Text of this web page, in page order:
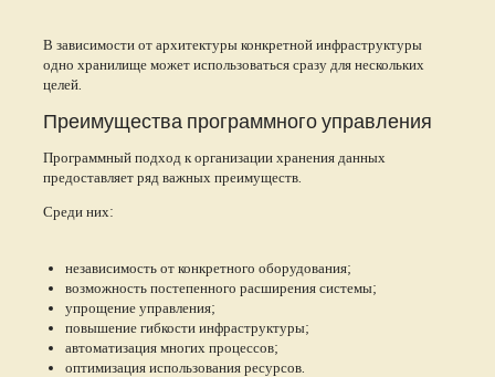
В зависимости от архитектуры конкретной инфраструктуры
одно хранилище может использоваться сразу для нескольких
целей.
Преимущества программного управления
Программный подход к организации хранения данных
предоставляет ряд важных преимуществ.
Среди них:
независимость от конкретного оборудования;
возможность постепенного расширения системы;
упрощение управления;
повышение гибкости инфраструктуры;
автоматизация многих процессов;
оптимизация использования ресурсов.